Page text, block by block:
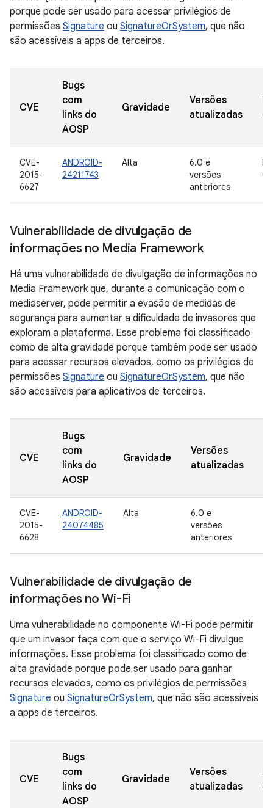
porque pode ser usado para acessar privilégios de
permissões Signature ou SignatureOrSystem, que não
são acessíveis a apps de terceiros.
CVE
Bugs
com
links do
AOSP
Gravidade
Versões
atualizadas
CVE-
2015-
6627
ANDROID-
24211743
Alta
6.0 e
versões
anteriores
Vulnerabilidade de divulgação de
informações no Media Framework
Há uma vulnerabilidade de divulgação de informações no
Media Framework que, durante a comunicação com o
mediaserver, pode permitir a evasão de medidas de
segurança para aumentar a dificuldade de invasores que
exploram a plataforma. Esse problema foi classificado
como de alta gravidade porque também pode ser usado
para acessar recursos elevados, como os privilégios de
permissões Signature ou SignatureOrSystem, que não
são acessíveis para aplicativos de terceiros.
CVE
Bugs
com
links do
AOSP
Gravidade
Versões
atualizadas
CVE-
2015-
6628
ANDROID-
24074485
Alta
6.0 e
versões
anteriores
Vulnerabilidade de divulgação de
informações no Wi-Fi
Uma vulnerabilidade no componente Wi-Fi pode permitir
que um invasor faça com que o serviço Wi-Fi divulgue
informações. Esse problema foi classificado como de
alta gravidade porque pode ser usado para ganhar
recursos elevados, como os privilégios de permissões
Signature ou SignatureOrSystem, que não são acessíveis
a apps de terceiros.
CVE
Bugs
com
links do
AOSP
Gravidade
Versões
atualizadas